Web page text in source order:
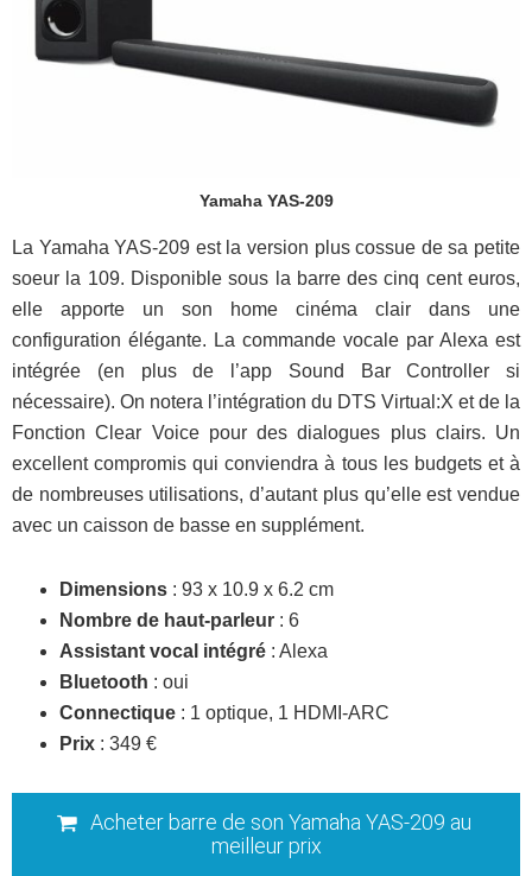
Yamaha YAS-209
La Yamaha YAS-209 est la version plus cossue de sa petite
soeur la 109. Disponible sous la barre des cinq cent euros,
elle apporte un son home cinéma clair dans une
configuration élégante. La commande vocale par Alexa est
intégrée (en plus de l’app Sound Bar Controller si
nécessaire). On notera l’intégration du DTS Virtual:X et de la
Fonction Clear Voice pour des dialogues plus clairs. Un
excellent compromis qui conviendra à tous les budgets et à
de nombreuses utilisations, d’autant plus qu’elle est vendue
avec un caisson de basse en supplément.
Dimensions : 93 x 10.9 x 6.2 cm
Nombre de haut-parleur : 6
Assistant vocal intégré : Alexa
Bluetooth : oui
Connectique : 1 optique, 1 HDMI-ARC
Prix : 349 €
Acheter barre de son Yamaha YAS-209 au
meilleur prix